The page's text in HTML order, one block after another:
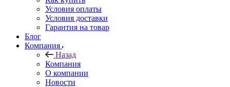
Условия оплаты
Условия доставки
Гарантия на товар
Блог
Компания
Назад
Компания
О компании
Новости